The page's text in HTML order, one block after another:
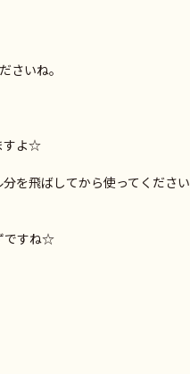
さいね。
すよ☆
を飛ばしてから使ってください
ですね☆